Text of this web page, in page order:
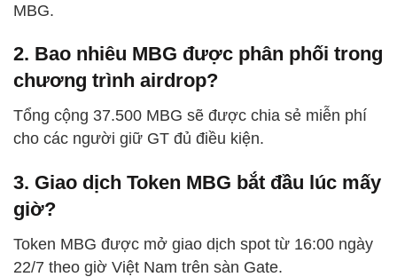
MBG.
2. Bao nhiêu MBG được phân phối trong
chương trình airdrop?
Tổng cộng 37.500 MBG sẽ được chia sẻ miễn phí
cho các người giữ GT đủ điều kiện.
3. Giao dịch Token MBG bắt đầu lúc mấy
giờ?
Token MBG được mở giao dịch spot từ 16:00 ngày
22/7 theo giờ Việt Nam trên sàn Gate.